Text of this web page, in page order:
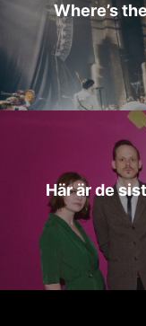
Where’s
Här är de